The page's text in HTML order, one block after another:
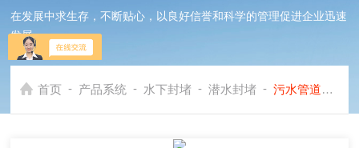
在发展中求生存，不断贴心，以良好信誉和科学的管理促进企业迅速
发展
首页 - 产品系统 - 水下封堵 - 潜水封堵 - 污水管道气囊封堵新沂市水下管口封堵公司（排污管闭水*污水管封堵）